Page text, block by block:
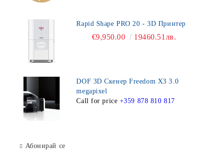
Rapid Shape PRO 20 - 3D Принтер
€9,950.00 19460.51лв.
DOF 3D Скенер Freedom X3 3.0
megapixel
Call for price +359 878 810 817
Абонирай се